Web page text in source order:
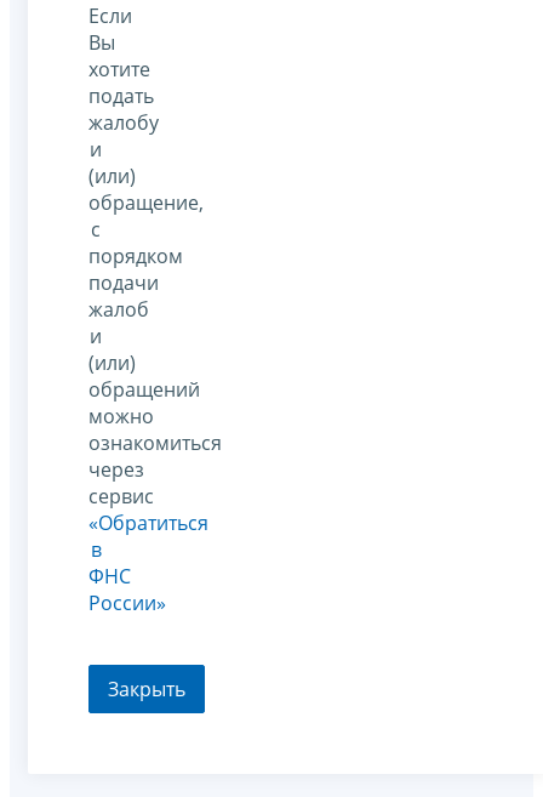
Если
Вы
хотите
подать
жалобу
и
(или)
обращение,
с
порядком
подачи
жалоб
и
(или)
обращений
можно
ознакомиться
через
сервис
«Обратиться
в
ФНС
России»
Закрыть